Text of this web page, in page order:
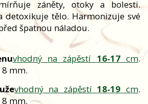
záněty, otoky a bolesti.
detoxikuje tělo. Harmonizuje své
špatnou náladou.
vhodný na zápěstí 16-17cm.
mm.
vhodný na zápěstí18-19 cm.
mm.